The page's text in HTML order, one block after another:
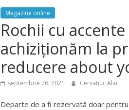
Magazine online
Rochii cu
achiziționăm la
reducere about
septembrie 26, 2021 Cervatiuc Alin
Departe de a fi rezervată doar